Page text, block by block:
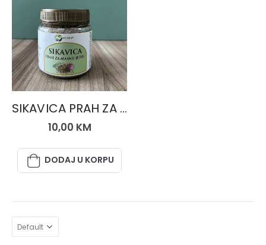
HERBAS PRAHOVI
SIKAVICA PRAH ZA MASNU JETRU
10,00 KM
DODAJ U KORPU